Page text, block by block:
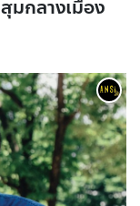
มกลางเมือง